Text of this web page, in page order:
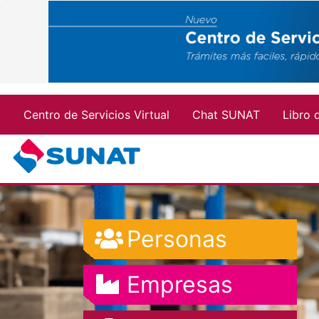
Menu top
Centro de Servicios Virtual Chat SUNAT Libro
Font
Awesome
Icon
Personas
FontEmpresas